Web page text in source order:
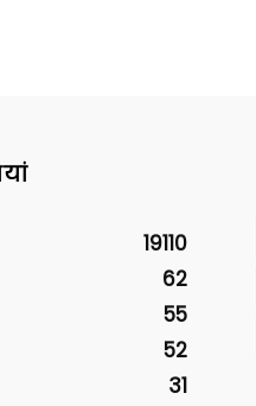
19110
62
55
52
31